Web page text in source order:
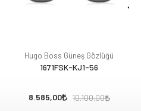
Hugo Boss Güneş Gözlüğü
1671FSK-KJ1-56
8.585,00 10.100,00